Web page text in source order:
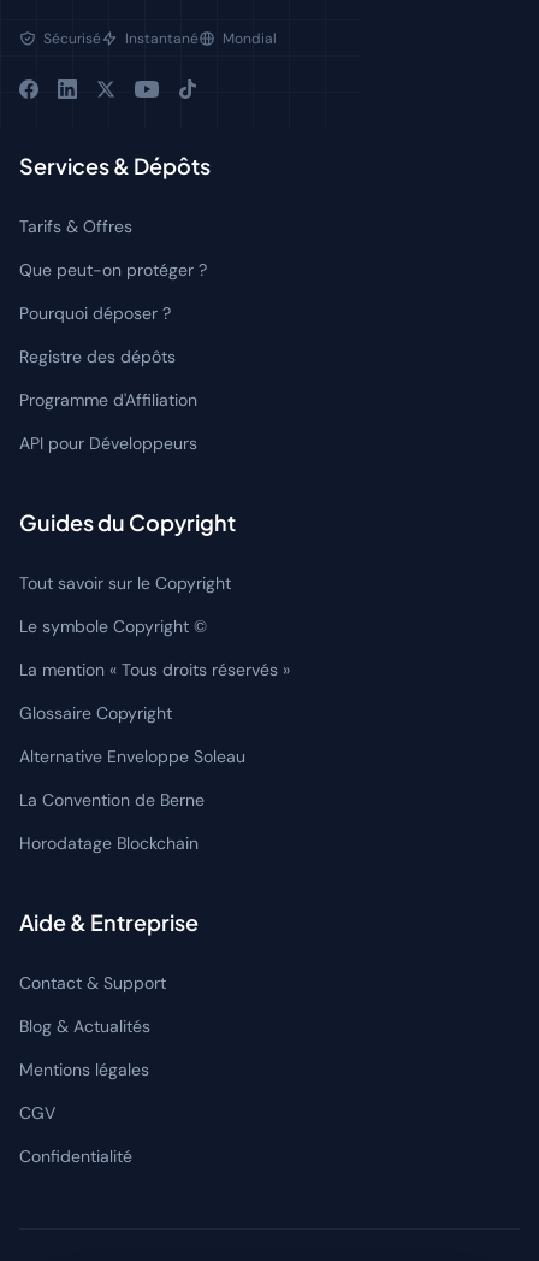
Sécurisé Instantané Mondial
Services & Dépôts
Tarifs & Offres
Que peut-on protéger ?
Pourquoi déposer ?
Registre des dépôts
Programme d'Affiliation
API pour Développeurs
Guides du Copyright
Tout savoir sur le Copyright
Le symbole Copyright ©
La mention « Tous droits réservés »
Glossaire Copyright
Alternative Enveloppe Soleau
La Convention de Berne
Horodatage Blockchain
Aide & Entreprise
Contact & Support
Blog & Actualités
Mentions légales
CGV
Confidentialité